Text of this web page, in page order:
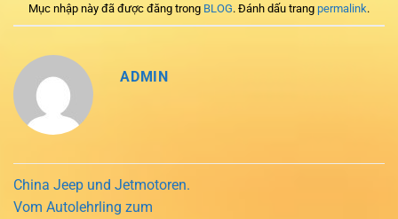
Mục nhập này đã được đăng trong BLOG. Đánh dấu trang permalink.
ADMIN
China Jeep und Jetmotoren.
Vom Autolehrling zum